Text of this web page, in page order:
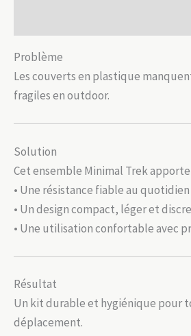
Problème
Les couverts en plastique
fragiles en outdoor.
Solution
Cet ensemble Minimal Trek apporte
• Une résistance fiable au
• Un design compact, léger et
• Une utilisation confortable avec
Résultat
Un kit durable et hygiénique pour
déplacement.